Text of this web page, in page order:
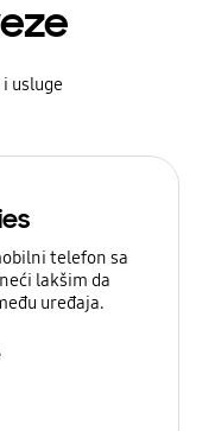
usluge
telefon sa
lakšim da
uređaja.